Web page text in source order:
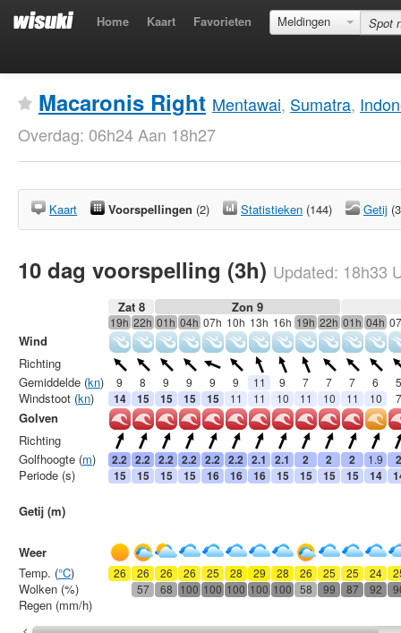
Home Kaart Favorieten Meldingen
Macaronis Right Mentawai, Sumatra,
Overdag: 06h24 Aan 18h27
Kaart Voorspellingen (2) Statistieken (144) Getij
10 dag voorspelling (3h) Updated: 18h33
Zat 8 Zon 9
19h 22h 01h 04h 07h 10h 13h 16h 19h 22h 01h 04h
9 8 9 9 9 9 11 9 7 7 7 6 5
14 15 15 15 15 11 11 10 11 10 11 10 7
2.2 2.2 2.2 2.2 2.2 2.2 2.1 2.1 2 2 2 1.9
2
15
15 15 15 16 16 16 15 15 15 15 14
26 26 26 26 25 28 29 28 26 25 25 24
57
68 100 100 100 100 100 58 99 87 92
Wind
Richting
Gemiddelde (kn)
Windstoot (kn)
Golven
Richting
Golfhoogte (m)
Periode (s)
Getij (m)
Weer
Temp. (°C)
Wolken (%)
Regen (mm/h)